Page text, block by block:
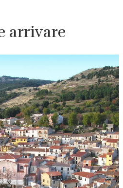
arrivare